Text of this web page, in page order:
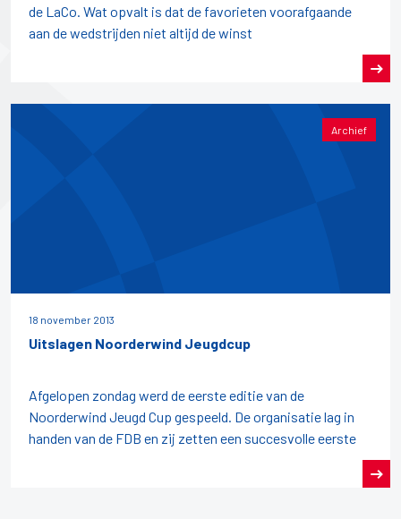
de LaCo. Wat opvalt is dat de favorieten voorafgaande
aan de wedstrijden niet altijd de winst
Archief
18 november 2013
Uitslagen Noorderwind Jeugdcup
Afgelopen zondag werd de eerste editie van de
Noorderwind Jeugd Cup gespeeld. De organisatie lag in
handen van de FDB en zij zetten een succesvolle eerste